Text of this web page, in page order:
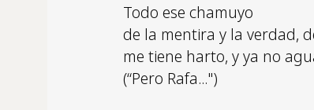
Todo ese chamuyo
de la mentira y la verdad,
me tiene harto, y ya no
(“Pero Rafa...")